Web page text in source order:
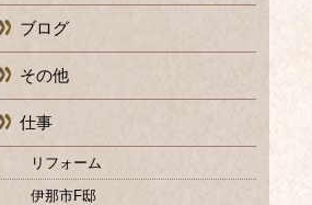
ブログ
その他
仕事
リフォーム
伊那市F邸